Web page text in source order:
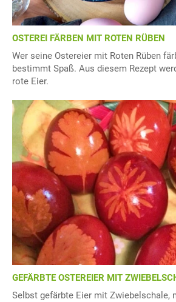
OSTEREI FÄRBEN MIT ROTEN RÜBEN
Wer seine Ostereier mit Roten Rüben
bestimmt Spaß. Aus diesem Rezept
rote Eier.
GEFÄRBTE OSTEREIER MIT
Selbst gefärbte Eier mit Zwiebelschale,